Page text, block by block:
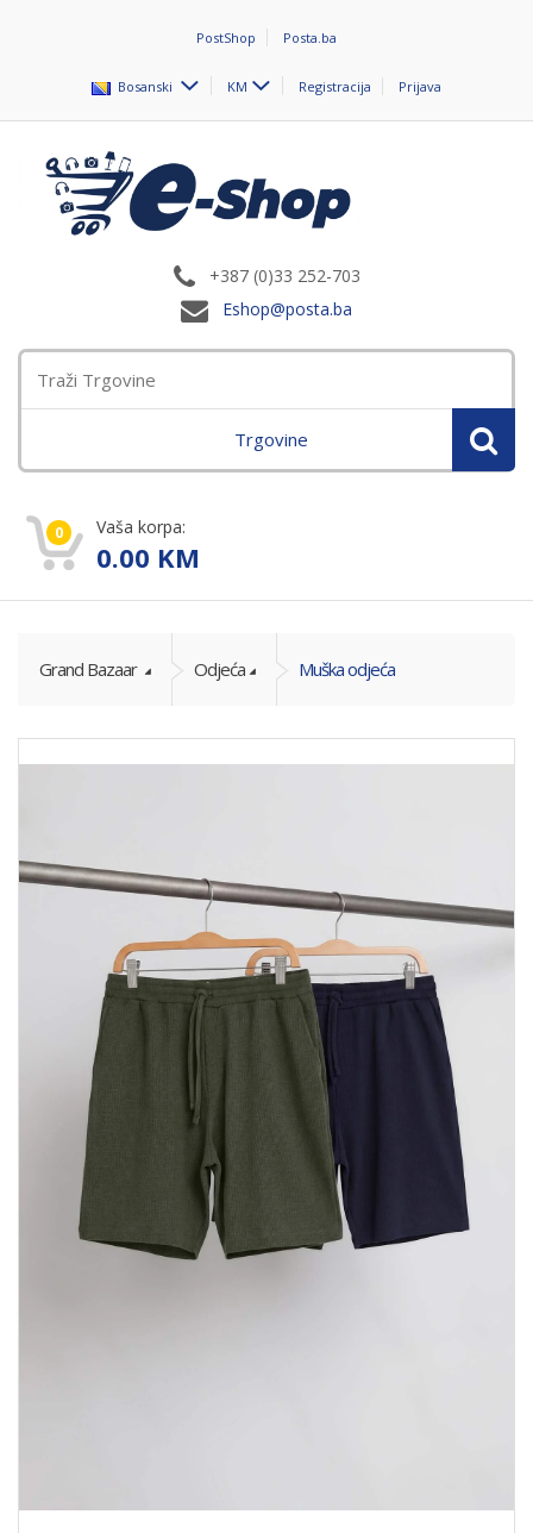
PostShop Posta.ba
Bosanski KM Registracija Prijava
+387 (0)33 252-703
Eshop@posta.ba
Trgovine
0 Vaša korpa:
0.00 KM
Grand Bazaar Odjeća Muška odjeća